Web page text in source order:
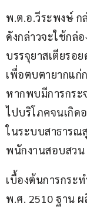
พ.ต.อ.วีระพงษ์ ก
ดังกล่าวจะใช้กล่
บรรจุยาสเตียรอ
เพื่อตบตายากแก่
หากพบมีการกระ
ไปบริโภคจนเกิด
ในระบบสาธารณ
พนักงานสอบสว
เบื้องต้นการกระ
พ.ศ. 2510 ฐาน